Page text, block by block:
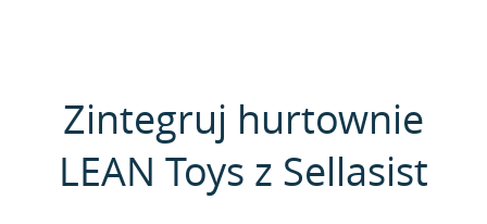
Zintegruj hurtownie
LEAN Toys z Sellasist